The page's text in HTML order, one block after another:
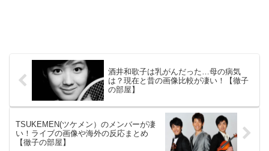
酒井和歌子は乳がんだった…母の病気
は？現在と昔の画像比較が凄い！【徹子
の部屋】
TSUKEMEN(ツケメン）のメンバーが凄
い！ライブの画像や海外の反応まとめ
【徹子の部屋】